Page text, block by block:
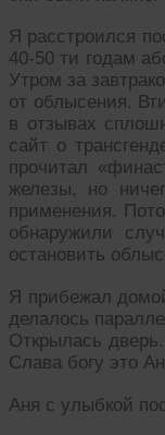
Я расстроился
40-50 ти годам
Утром за
от облысения.
в отзывах
сайт о
прочитал
железы, но
применения.
обнаружили
остановить
Я прибежал
делалось
Открылась
Слава богу это
Аня с улыбкой